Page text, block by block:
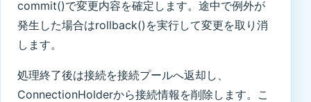
commit()で変更内容を確定します。途中で例外が
発生した場合はrollback()を実行して変更を取り消
します。
処理終了後は接続を接続プールへ返却し、
ConnectionHolderから接続情報を削除します。こ